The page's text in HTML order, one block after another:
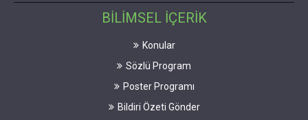
BİLİMSEL İÇERİK
Konular
Sözlü Program
Poster Programı
Bildiri Özeti Gönder